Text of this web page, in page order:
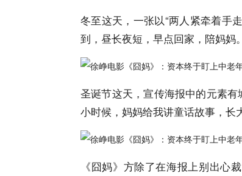
冬至这天，一张以“两人紧牵着手
到，昼长夜短，早点回家，陪妈妈。
圣诞节这天，宣传海报中的元素
小时候，妈妈给我讲童话故事，长
《囧妈》方除了在海报上别出心